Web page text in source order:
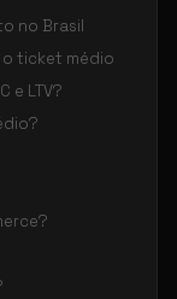
no Brasil
ticket médio
e LTV?